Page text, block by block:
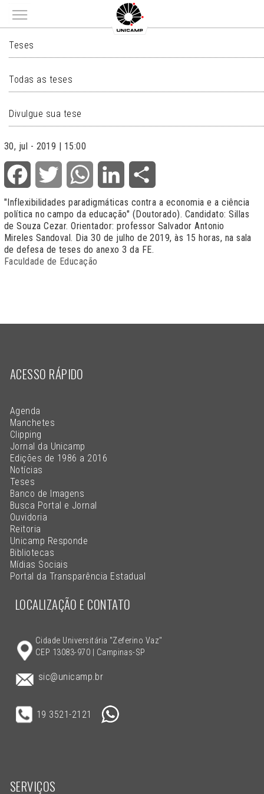
Main menu
TESES
Teses
Todas as teses
Divulgue sua tese
30, jul - 2019 | 15:00
Facebook Twitter WhatsApp LinkedIn
"Inflexibilidades paradigmáticas contra a economia e a ciência
política no campo da educação" (Doutorado). Candidato: Sillas
de Souza Cezar. Orientador: professor Salvador Antonio
Mireles Sandoval. Dia 30 de julho de 2019, às 15 horas, na sala
de defesa de teses do anexo 3 da FE.
Faculdade de Educação
ACESSO RÁPIDO
Agenda
Manchetes
Clipping
Jornal da Unicamp
Edições de 1986 a 2016
Notícias
Teses
Banco de Imagens
Busca Portal e Jornal
Ouvidoria
Reitoria
Unicamp Responde
Bibliotecas
Mídias Sociais
Portal da Transparência Estadual
LOCALIZAÇÃO E CONTATO
Cidade Universitária "Zeferino Vaz"
CEP 13083-970 | Campinas-SP
sic@unicamp.br
19 3521-2121
SERVIÇOS